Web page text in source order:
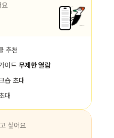
추천
이드 무제한 열람
숍 초대
대
싶어요